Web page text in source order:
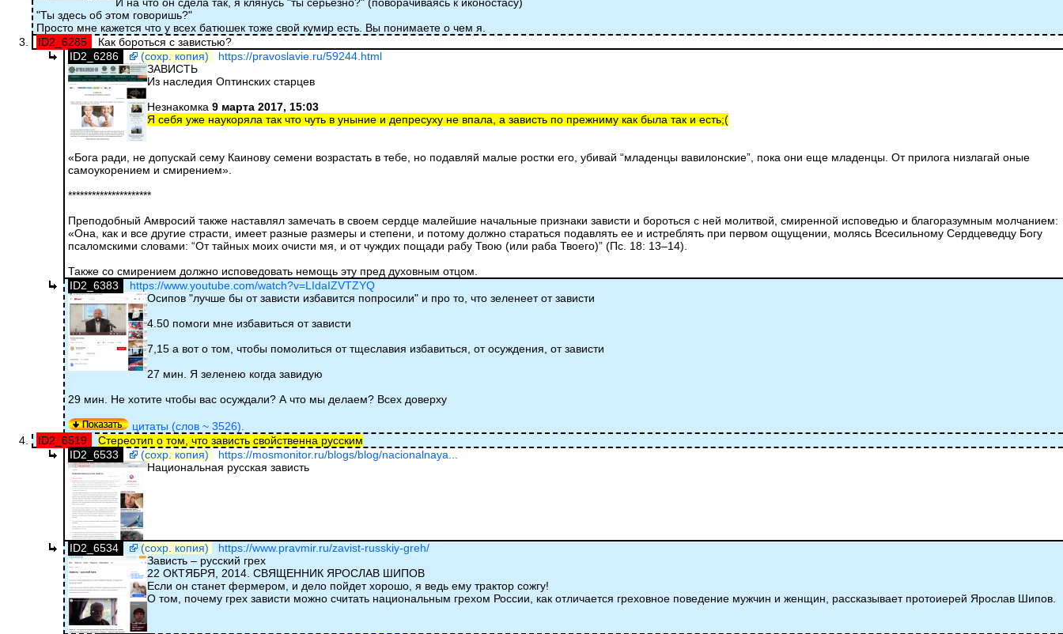
И на что он сдела так, я клянусь "ты серьезно?" (поворачиваясь к иконостасу)
"Ты здесь об этом говоришь?"
Просто мне кажется что у всех батюшек тоже свой кумир есть. Вы понимаете о чем я.
ID2_6285
Как бороться с завистью?
ID2_6286
(сохр. копия)
https://pravoslavie.ru/59244.html
ЗАВИСТЬ
Из наследия Оптинских старцев
Незнакомка 9 марта 2017, 15:03
Я себя уже наукоряла так что чуть в уныние и депресуху не впала, а зависть по прежниму как была так и есть;(
«Бога ради, не допускай сему Каинову семени возрастать в тебе, но подавляй малые ростки его, убивай “младенцы вавилонские”, пока они еще младенцы. От прилога низлагай оные
самоукорением и смирением».
*********************
Преподобный Амвросий также наставлял замечать в своем сердце малейшие начальные признаки зависти и бороться с ней молитвой, смиренной исповедью и благоразумным молчанием:
«Она, как и все другие страсти, имеет разные размеры и степени, и потому должно стараться подавлять ее и истреблять при первом ощущении, молясь Всесильному Сердцеведцу Богу
псаломскими словами: “От тайных моих очисти мя, и от чуждих пощади рабу Твою (или раба Твоего)” (Пс. 18: 13–14).
Также со смирением должно исповедовать немощь эту пред духовным отцом.
ID2_6383
https://www.youtube.com/watch?v=LIdaIZVTZYQ
Осипов "лучше бы от зависти избавится попросили" и про то, что зеленеет от зависти
4.50 помоги мне избавиться от зависти
7,15 а вот о том, чтобы помолиться от тщеславия избавиться, от осуждения, от зависти
27 мин. Я зеленею когда завидую
29 мин. Не хотите чтобы вас осуждали? А что мы делаем? Всех доверху
цитаты (слов ~ 3526).
ID2_6519
Стереотип о том, что зависть свойственна русским
ID2_6533
(сохр. копия)
https://mosmonitor.ru/blogs/blog/nacionalnaya...
Национальная русская зависть
ID2_6534 (сохр. копия)
https://www.pravmir.ru/zavist-russkiy-greh/
Зависть – русский грех
22 ОКТЯБРЯ, 2014. СВЯЩЕННИК ЯРОСЛАВ ШИПОВ
Если он станет фермером, и дело пойдет хорошо, я ведь ему трактор сожгу!
О том, почему грех зависти можно считать национальным грехом России, как отличается греховное поведение мужчин и женщин, рассказывает протоиерей Ярослав Шипов.